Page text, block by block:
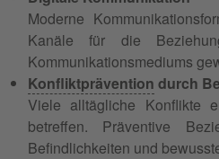
Moderne
Kanäle für die
Kommunikationsmediums
Konfliktprävention durch
Viele alltägliche Konflikte
betreffen. Präventive
Befindlichkeiten und